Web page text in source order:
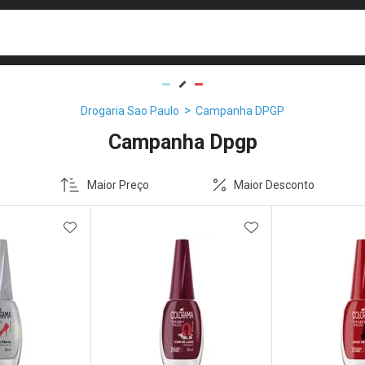
Drogaria Sao Paulo Campanha DPGP
Campanha Dpgp
Maior Preço Maior Desconto
ADICIONAR AOS FAVORITOSADICIONAR AOS